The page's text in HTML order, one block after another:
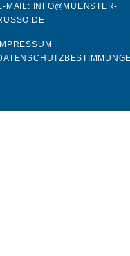
MAIL: INFO@MUENSTER-